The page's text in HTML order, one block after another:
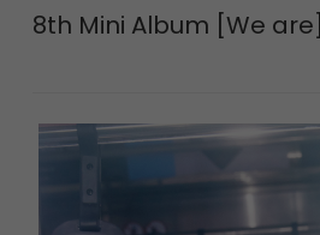
8th Mini Album [We are]